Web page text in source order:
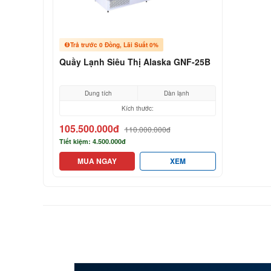
Trả trước 0 Đồng, Lãi Suất 0%
Quầy Lạnh Siêu Thị Alaska GNF-25B
Dung tích
Dàn lạnh
Kích thước:
105.500.000đ 110.000.000đ
Tiết kiệm: 4.500.000đ
MUA NGAY XEM